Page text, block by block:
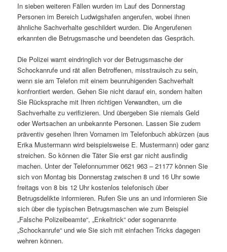
In sieben weiteren Fällen wurden im Lauf des Donnerstag
Personen im Bereich Ludwigshafen angerufen, wobei ihnen
ähnliche Sachverhalte geschildert wurden. Die Angerufenen
erkannten die Betrugsmasche und beendeten das Gespräch.
Die Polizei warnt eindringlich vor der Betrugsmasche der
Schockanrufe und rät allen Betroffenen, misstrauisch zu sein,
wenn sie am Telefon mit einem beunruhigenden Sachverhalt
konfrontiert werden. Gehen Sie nicht darauf ein, sondern halten
Sie Rücksprache mit Ihren richtigen Verwandten, um die
Sachverhalte zu verifizieren. Und übergeben Sie niemals Geld
oder Wertsachen an unbekannte Personen. Lassen Sie zudem
präventiv gesehen Ihren Vornamen im Telefonbuch abkürzen (aus
Erika Mustermann wird beispielsweise E. Mustermann) oder ganz
streichen. So können die Täter Sie erst gar nicht ausfindig
machen. Unter der Telefonnummer 0621 963 – 21177 können Sie
sich von Montag bis Donnerstag zwischen 8 und 16 Uhr sowie
freitags von 8 bis 12 Uhr kostenlos telefonisch über
Betrugsdelikte informieren. Rufen Sie uns an und informieren Sie
sich über die typischen Betrugsmaschen wie zum Beispiel
„Falsche Polizeibeamte“, „Enkeltrick“ oder sogenannte
„Schockanrufe“ und wie Sie sich mit einfachen Tricks dagegen
wehren können.